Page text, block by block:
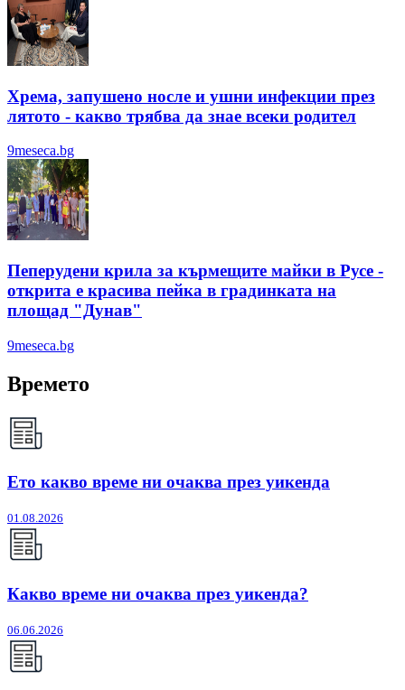
Хрема, запушено носле и ушни инфекции през
лятотo - какво трябва да знае всеки родител
9meseca.bg
Пеперудени крила за кърмещите майки в Русе -
открита е красива пейка в градинката на
площад "Дунав"
9meseca.bg
Времето
Ето какво време ни очаква през уикенда
01.08.2026
Какво време ни очаква през уикенда?
06.06.2026